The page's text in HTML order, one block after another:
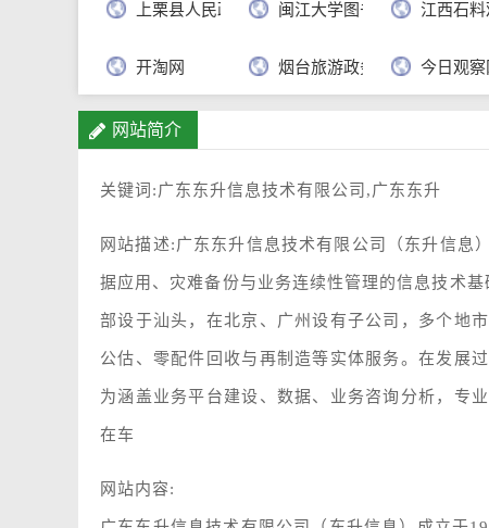
上栗县人民政府 闽江大学图书馆 江西石
开淘网 烟台旅游政务网 今日观察
网站简介
关键词:广东东升信息技术有限公司,广东东升
网站描述:广东东升信息技术有限公司（东升信息
据应用、灾难备份与业务连续性管理的信息技术
部设于汕头，在北京、广州设有子公司，多个地
公估、零配件回收与再制造等实体服务。在发展
为涵盖业务平台建设、数据、业务咨询分析，专
在车
网站内容: